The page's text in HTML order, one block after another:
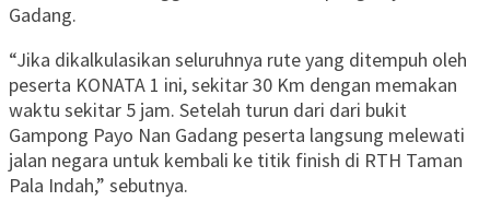
Gadang.
“Jika dikalkulasikan seluruhnya rute yang ditempuh oleh
peserta KONATA 1 ini, sekitar 30 Km dengan memakan
waktu sekitar 5 jam. Setelah turun dari dari bukit
Gampong Payo Nan Gadang peserta langsung melewati
jalan negara untuk kembali ke titik finish di RTH Taman
Pala Indah,” sebutnya.